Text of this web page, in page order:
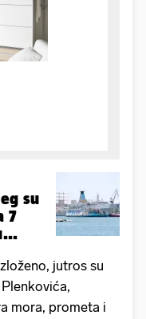
su
7
jutros su
mora, prometa i